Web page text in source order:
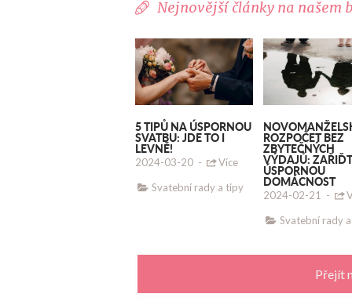
Nejnovější články na našem
5 TIPŮ NA ÚSPORNOU
SVATBU: JDE TO I
LEVNĚ!
2024-03-20 -
Více
Svatební rady a tipy
ROZPOČET BEZ
ZBYTEČNÝCH
VÝDAJŮ:
ÚSPORNOU
DOMÁCNOST
2024-02-21 -
Svatební rady
Přejít